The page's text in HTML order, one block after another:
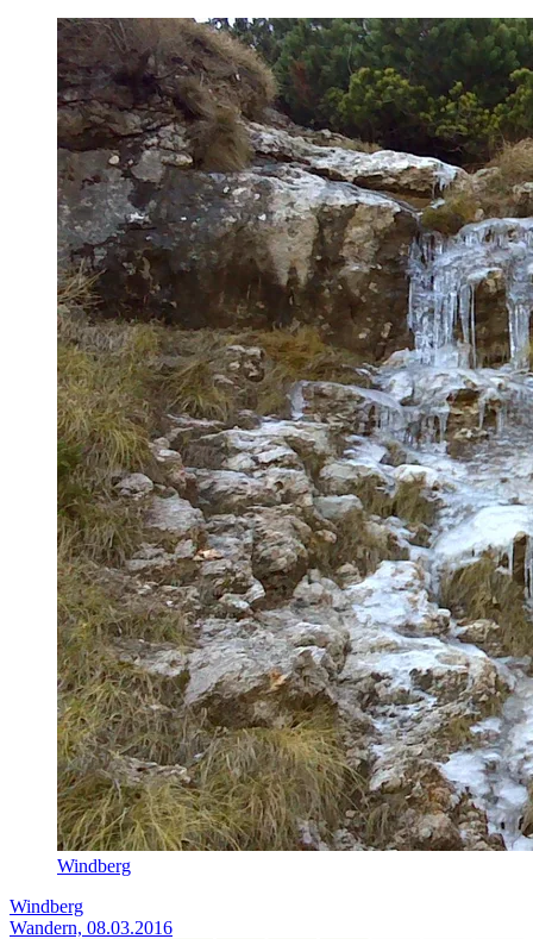
Windberg
Windberg
Wandern, 08.03.2016